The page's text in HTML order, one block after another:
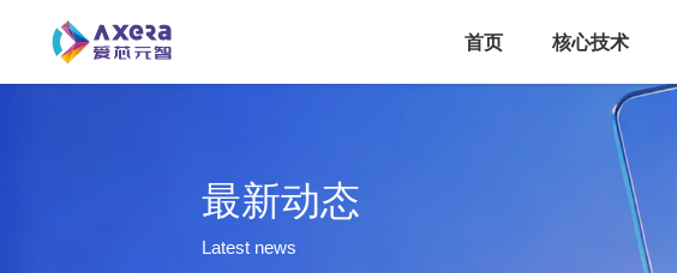
首页 核心技术
最新动态
Latest news